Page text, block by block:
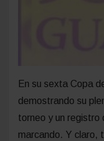
En su sexta Copa
demostrando su
torneo y un registro
marcando. Y claro,